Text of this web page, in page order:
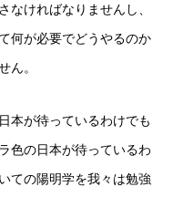
なければなりませんし、
何が必要でどうやるのか
ん。
本が待っているわけでも
色の日本が待っているわ
ての陽明学を我々は勉強